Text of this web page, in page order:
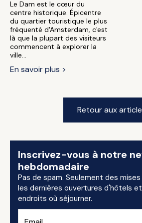
Le Dam est le cœur du
centre historique. Épicentre
du quartier touristique le plus
fréquenté d'Amsterdam, c'est
là que la plupart des visiteurs
commencent à explorer la
ville...
En savoir plus >
Retour aux
Inscrivez-vous à notre
hebdomadaire
Pas de spam. Seulement des
les dernières ouvertures d'hôtels
endroits où séjourner.